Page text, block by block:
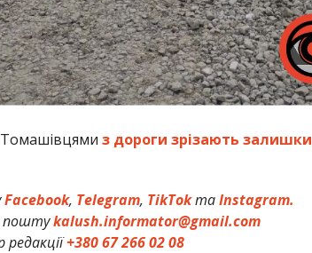
з дороги зрізають залишки
Facebook, Telegram, TikTokтаInstagram.
поштуkalush.informator@gmail.com
+380 67 266 02 08